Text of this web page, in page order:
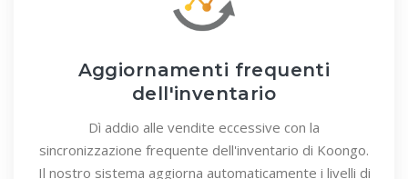
Aggiornamenti frequenti
dell'inventario
Dì addio alle vendite eccessive con la
sincronizzazione frequente dell'inventario di Koongo.
Il nostro sistema aggiorna automaticamente i livelli di